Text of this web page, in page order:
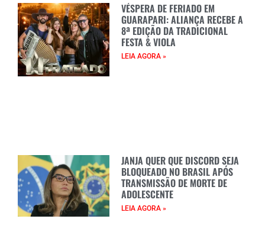
VÉSPERA DE FERIADO EM
GUARAPARI: ALIANÇA RECEBE A
8ª EDIÇÃO DA TRADICIONAL
FESTA & VIOLA
LEIA AGORA »
JANJA QUER QUE DISCORD SEJA
BLOQUEADO NO BRASIL APÓS
TRANSMISSÃO DE MORTE DE
ADOLESCENTE
LEIA AGORA »